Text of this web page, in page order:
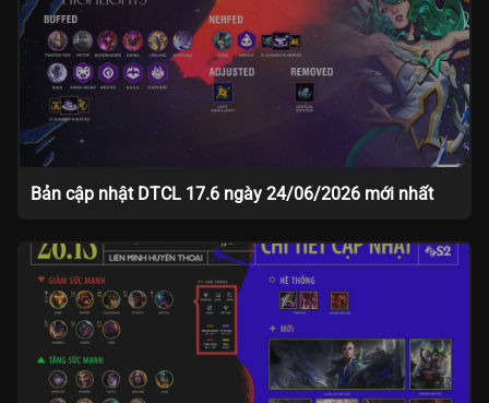
Bản cập nhật DTCL 17.6 ngày 24/06/2026 mới nhất